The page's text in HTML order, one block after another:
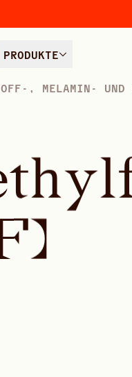
PRODUKTE
, MELAMIN- UND
thyl
)